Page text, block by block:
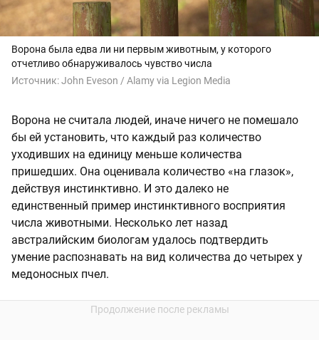
Ворона была едва ли ни первым животным, у которого
отчетливо обнаруживалось чувство числа
Источник:John Eveson / Alamy via Legion Media
Ворона не считала людей, иначе ничего не помешало
бы ей установить, что каждый раз количество
уходивших на единицу меньше количества
пришедших. Она оценивала количество «на глазок»,
действуя инстинктивно. И это далеко не
единственный пример инстинктивного восприятия
числа животными. Несколько лет назад
австралийским биологам удалось подтвердить
умение распознавать на вид количества до четырех у
медоносных пчел.